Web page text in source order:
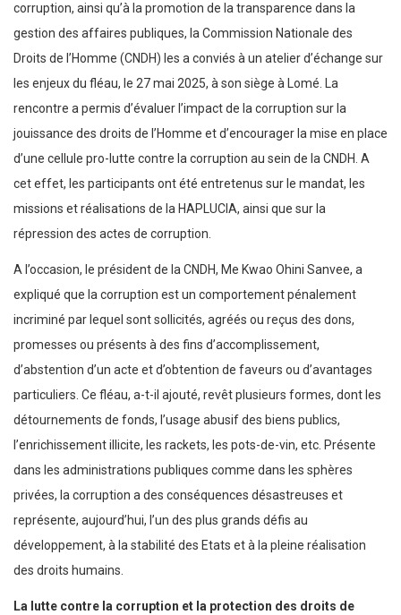
corruption, ainsi qu’à la promotion de la transparence dans la
gestion des affaires publiques, la Commission Nationale des
Droits de l’Homme (CNDH) les a conviés à un atelier d’échange sur
les enjeux du fléau, le 27 mai 2025, à son siège à Lomé. La
rencontre a permis d’évaluer l’impact de la corruption sur la
jouissance des droits de l’Homme et d’encourager la mise en place
d’une cellule pro-lutte contre la corruption au sein de la CNDH. A
cet effet, les participants ont été entretenus sur le mandat, les
missions et réalisations de la HAPLUCIA, ainsi que sur la
répression des actes de corruption.
A l’occasion, le président de la CNDH, Me Kwao Ohini Sanvee, a
expliqué que la corruption est un comportement pénalement
incriminé par lequel sont sollicités, agréés ou reçus des dons,
promesses ou présents à des fins d’accomplissement,
d’abstention d’un acte et d’obtention de faveurs ou d’avantages
particuliers. Ce fléau, a-t-il ajouté, revêt plusieurs formes, dont les
détournements de fonds, l’usage abusif des biens publics,
l’enrichissement illicite, les rackets, les pots-de-vin, etc. Présente
dans les administrations publiques comme dans les sphères
privées, la corruption a des conséquences désastreuses et
représente, aujourd’hui, l’un des plus grands défis au
développement, à la stabilité des Etats et à la pleine réalisation
des droits humains.
La lutte contre la corruption et la protection des droits de